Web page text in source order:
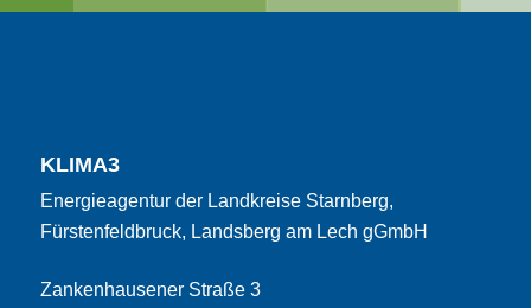
KLIMA3
Energieagentur der Landkreise Starnberg,
Fürstenfeldbruck, Landsberg am Lech gGmbH
Zankenhausener Straße 3